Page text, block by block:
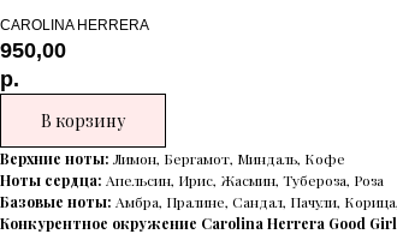
CAROLINA HERRERA
950,00
р.
В корзину
Верхние ноты: Лимон, Бергамот, Миндаль, Кофе
Ноты сердца: Апельсин, Ирис, Жасмин, Тубероза, Роза
Базовые ноты: Амбра, Пралине, Сандал, Пачули,
Конкурентное окружение Carolina Herrera Good Girl